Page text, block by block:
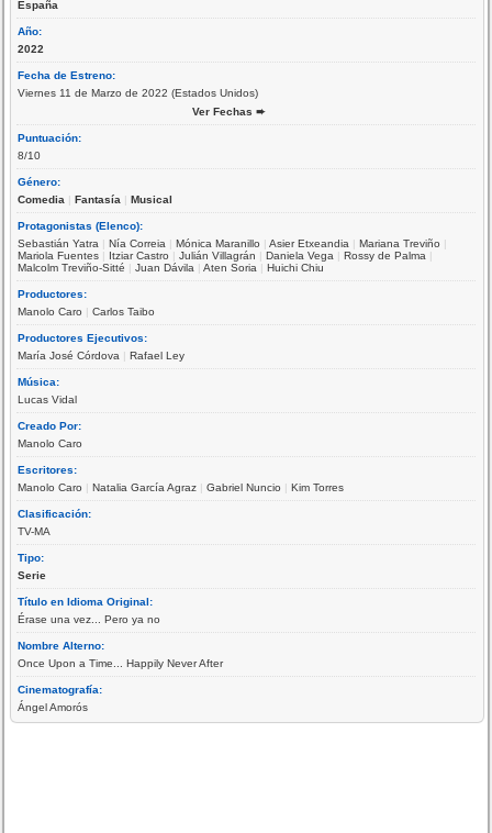
España
Año:
2022
Fecha de Estreno:
Viernes 11 de Marzo de 2022 (Estados Unidos)
Ver Fechas ➨
Puntuación:
8/10
Género:
Comedia |Fantasía |Musical
Protagonistas (Elenco):
Sebastián Yatra |Nía Correia |Mónica Maranillo |Asier Etxeandia |Mariana Treviño |
Mariola Fuentes | Itziar Castro |Julián Villagrán |Daniela Vega |Rossy de Palma |
Malcolm Treviño-Sitté |Juan Dávila |Aten Soria |Huichi Chiu
Productores:
Manolo Caro |Carlos Taibo
Productores Ejecutivos:
María José Córdova |Rafael Ley
Música:
Lucas Vidal
Creado Por:
Manolo Caro
Escritores:
Manolo Caro |Natalia García Agraz |Gabriel Nuncio |Kim Torres
Clasificación:
TV-MA
Tipo:
Serie
Título en Idioma Original:
Érase una vez... Pero ya no
Nombre Alterno:
Once Upon a Time... Happily Never After
Cinematografía:
Ángel Amorós